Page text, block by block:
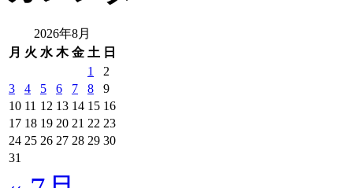
2026年8月
月 火 水 木 金 土 日
1
2
3
4 5 6 7 8
9
10 11 12 13 14 15 16
17 18 19 20 21 22 23
24 25 26 27 28 29 30
31